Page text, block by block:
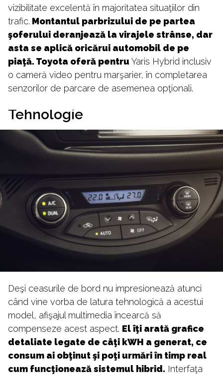
vizibilitate excelentă în majoritatea situaţiilor din
trafic. Montantul parbrizului de pe partea
şoferului deranjează la virajele strânse, dar
asta se aplică oricărui automobil de pe
piaţă. Toyota oferă pentru Yaris Hybrid inclusiv
o cameră video pentru marşarier, în completarea
senzorilor de parcare de asemenea opţionali.
Tehnologie
Deşi ceasurile de bord nu impresionează atunci
când vine vorba de latura tehnologică a acestui
model, afişajul multimedia încearcă să
compenseze acest aspect. El îţi arată grafice
detaliate legate de câţi kWH a generat, ce
consum ai obţinut şi poţi urmări în timp real
cum funcţionează sistemul hibrid. Interfaţa